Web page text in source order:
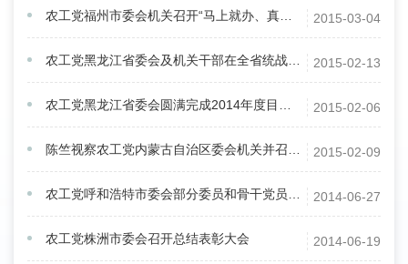
2015-03-04
农工党福州市委会机关召开“马上就办、真抓实干”精神学习会
2015-02-13
农工党黑龙江省委会及机关干部在全省统战信息工作中荣获通报表彰
2015-02-06
农工党黑龙江省委会圆满完成2014年度目标责任制考核工作
2015-02-09
陈竺视察农工党内蒙古自治区委会机关并召开座谈会
2014-06-27
农工党呼和浩特市委会部分委员和骨干党员观摩市政重点建设项目
2014-06-19
农工党株洲市委会召开总结表彰大会